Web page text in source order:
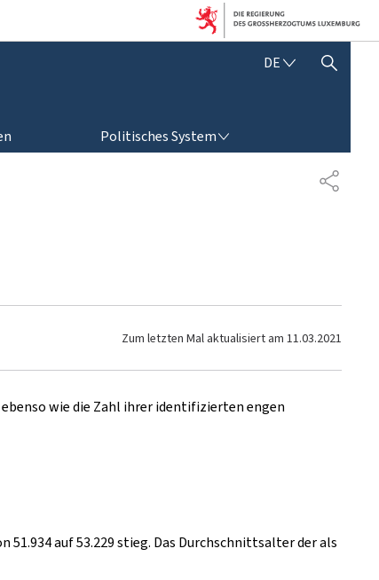
DED
C
SUCHFLED ANZEIGEN / SCHLIESSEN
Politisches System
T
E
Zum letzten Mal aktualisiert am 11.03.2021
ebenso wie die Zahl ihrer identifizierten engen
51.934 auf 53.229 stieg. Das Durchschnittsalter der als